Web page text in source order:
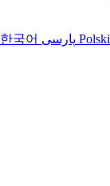
한국어 Polski